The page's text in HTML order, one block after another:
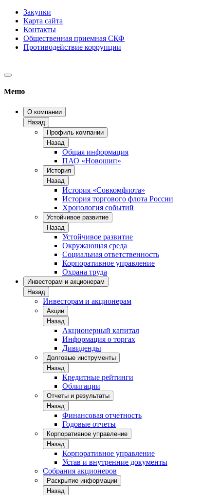
Закупки
Карта сайта
Контакты
Общественная приемная СКФ
Противодействие коррупции
Меню
О компании
Назад
Профиль компании
Назад
Общая информация
ПАО «Новошип»
История
Назад
История «Совкомфлота»
История торгового флота России
Хронология событий
Устойчивое развитие
Назад
Устойчивое развитие
Окружающая среда
Социальная ответственность
Корпоративное управление
Охрана труда
Инвесторам и акционерам
Назад
Инвесторам и акционерам
Акции
Назад
Акционерный капитал
Информация о торгах
Дивиденды
Долговые инструменты
Назад
Кредитные рейтинги
Облигации
Отчеты и результаты
Назад
Финансовая отчетность
Годовые отчеты
Корпоративное управление
Назад
Корпоративное управление
Устав и внутренние документы
Собрания акционеров
Раскрытие информации
Назад